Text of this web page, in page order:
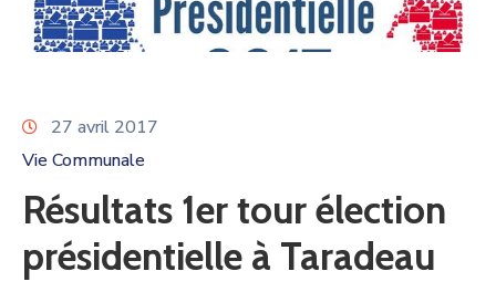
27 avril 2017
Vie Communale
Résultats 1er tour élection
présidentielle à Taradeau